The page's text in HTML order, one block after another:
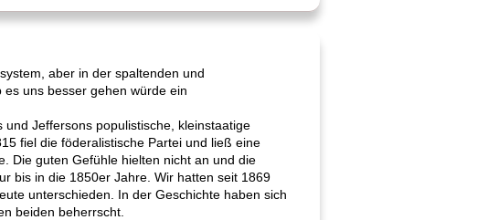
aber in der spaltenden und
uns besser gehen würde ein
Jeffersons populistische, kleinstaatige
fiel die föderalistische Partei und ließ eine
Die guten Gefühle hielten nicht an und die
bis in die 1850er Jahre. Wir hatten seit 1869
unterschieden. In der Geschichte haben sich
beiden beherrscht.